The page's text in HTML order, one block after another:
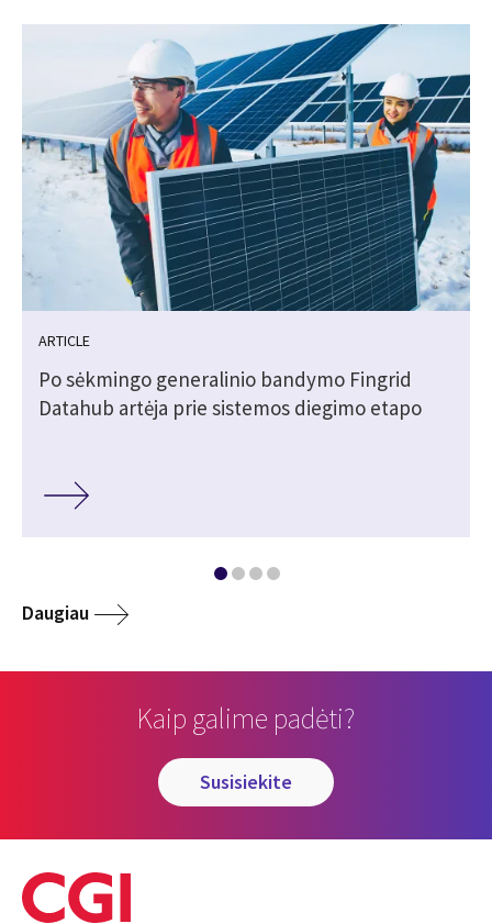
ARTICLE
Po sėkmingo generalinio bandymo Fingrid
Datahub artėja prie sistemos diegimo etapo
Daugiau
Kaip galime padėti?
susisiekite